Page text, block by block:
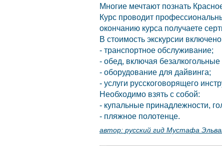
Многие мечтают познать
Курс проводит
окончанию курса получаете
В стоимость экскурсии
- транспортное обслуживание;
- обед, включая безалкогольные
- оборудование для дайвинга;
- услуги русскоговорящего
Необходимо взять с собой:
- купальные принадлежности,
- пляжное полотенце.
автор: русский гид Мустафа